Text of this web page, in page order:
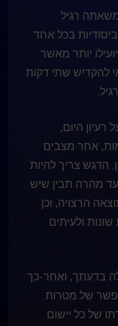
רגיל
בכל אחד
יותר מאשר
להקדיש שתי דקות
היום,
אחר מצבים
הדגש צריך להיות
מהרה תבין שיש
הרצויה, וכן
ולעיתים
בדעתך, ואחר-כך
של מטרות
של כל יישום